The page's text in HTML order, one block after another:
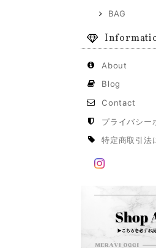
BAG
About
Blog
Contact
プライバシー
特定商取引法